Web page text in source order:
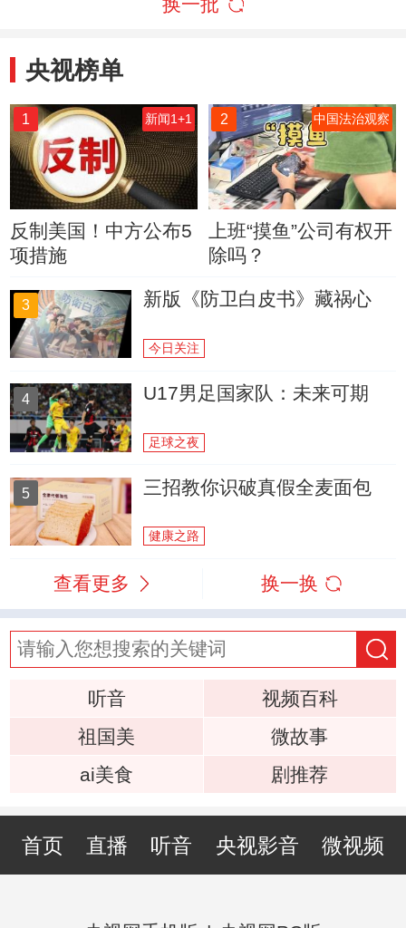
央视榜单
1 新闻1+1
反制美国！中方公布5
项措施
2 中国法治观察
上班“摸鱼”公司有权开
除吗？
3 新版《防卫白皮书》藏祸心
今日关注
4 U17男足国家队：未来可期
足球之夜
5 三招教你识破真假全麦面包
健康之路
查看更多 换一换
听音
视频百科
祖国美
微故事
ai美食
剧推荐
首页 直播 听音 央视影音 微视频